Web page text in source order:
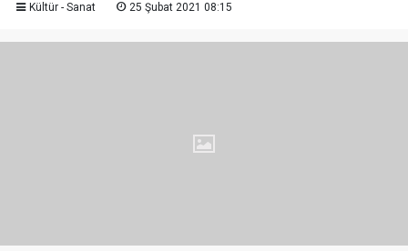
Kültür - Sanat 25 Şubat 2021 08:15